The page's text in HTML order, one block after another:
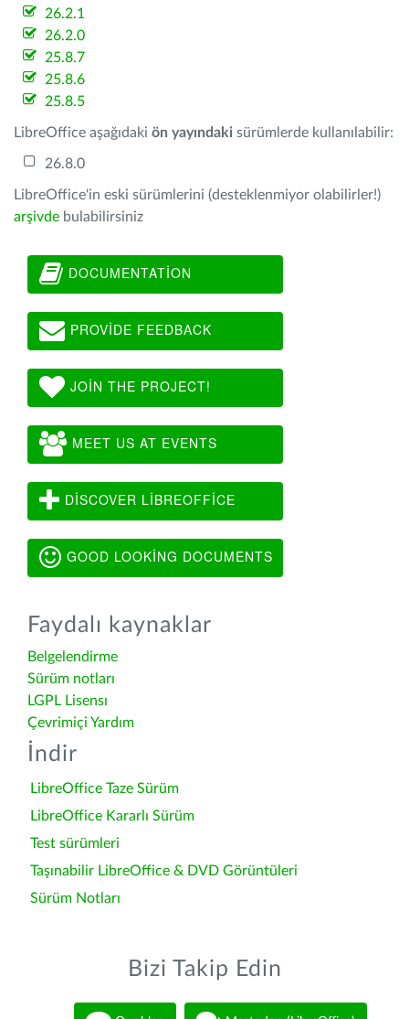
26.2.1
26.2.0
25.8.7
25.8.6
25.8.5
LibreOffice aşağıdaki ön yayındaki sürümlerde kullanılabilir:
26.8.0
LibreOffice'in eski sürümlerini (desteklenmiyor olabilirler!)
arşivde bulabilirsiniz
DOCUMENTATION
PROVIDE FEEDBACK
JOIN THE PROJECT!
MEET US AT EVENTS
DISCOVER LIBREOFFICE
GOOD LOOKING DOCUMENTS
Faydalı kaynaklar
Belgelendirme
Sürüm notları
LGPL Lisensı
Çevrimiçi Yardım
İndir
LibreOffice Taze Sürüm
LibreOffice Kararlı Sürüm
Test sürümleri
Taşınabilir LibreOffice & DVD Görüntüleri
Sürüm Notları
Bizi Takip Edin